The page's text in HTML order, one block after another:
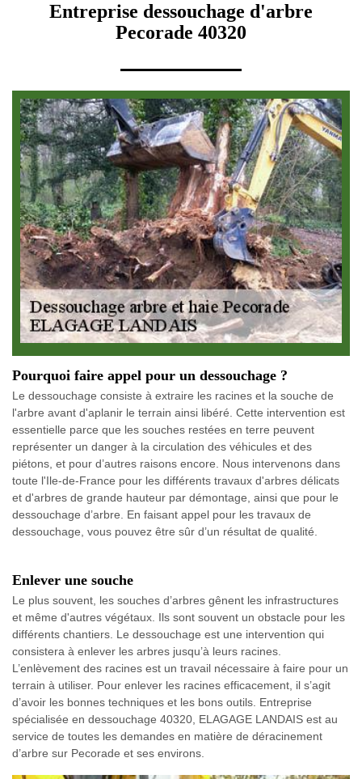
Entreprise dessouchage d'arbre
Pecorade 40320
Pourquoi faire appel pour un dessouchage ?
Le dessouchage consiste à extraire les racines et la souche de
l'arbre avant d'aplanir le terrain ainsi libéré. Cette intervention est
essentielle parce que les souches restées en terre peuvent
représenter un danger à la circulation des véhicules et des
piétons, et pour d’autres raisons encore. Nous intervenons dans
toute l'Ile-de-France pour les différents travaux d'arbres délicats
et d'arbres de grande hauteur par démontage, ainsi que pour le
dessouchage d’arbre. En faisant appel pour les travaux de
dessouchage, vous pouvez être sûr d’un résultat de qualité.
Enlever une souche
Le plus souvent, les souches d’arbres gênent les infrastructures
et même d'autres végétaux. Ils sont souvent un obstacle pour les
différents chantiers. Le dessouchage est une intervention qui
consistera à enlever les arbres jusqu’à leurs racines.
L’enlèvement des racines est un travail nécessaire à faire pour un
terrain à utiliser. Pour enlever les racines efficacement, il s’agit
d’avoir les bonnes techniques et les bons outils. Entreprise
spécialisée en dessouchage 40320, ELAGAGE LANDAIS est au
service de toutes les demandes en matière de déracinement
d’arbre sur Pecorade et ses environs.